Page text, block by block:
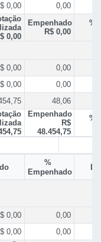
0,00 0,00
0,00
Empenhado
R$ 0,00
%
0,00
0,00
0,00
0,00
48,06
Empenhado
R$
48.454,75
%
%
Empenhado
0,00
0,00
0,00
0,00